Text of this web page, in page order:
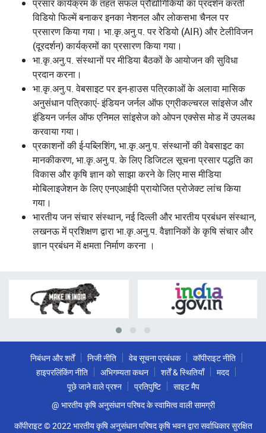
प्रसार कार्यक्रम के तहत सफल प्रौद्योगिकियों का प्रदर्शन करती
विडियो फिल्में बनाकर इनका नेशनल और लोकसभा चैनल पर
प्रसारण किया गया। भा.कृ.अनु.प. पर रेडियो (AIR) और टेलीविजन
(दूरदर्शन) कार्यक्रमों का प्रसारण किया गया।
भा.कृ.अनु.प. संस्थानों पर मीडिया बैठकों के आयोजन की सुविधा
प्रदान करना।
भा.कृ.अनु.प. वेबसाइट पर इन-हाउस पत्रिकाओं के अलावा मासिक
अनुसंधान पत्रिकाएं- इंडियन जर्नल ऑफ एग्रीकल्चरल सांइसेज और
इंडियन जर्नल ऑफ एनिमल सांइसेज को ओपन एक्सेस मोड में उपलब्ध
करवाया गया।
प्रकाशनों की ई-पब्लिशिंग, भा.कृ.अनु.प. संस्थानों की वेबसाइट का
मानकीकरण, भा.कृ.अनु.प. के लिए डिजिटल सूचना प्रसार पद्धति का
विकास और कृषि ज्ञान को साझा करने के लिए मास मीडिया
मोबिलाइजेशन के लिए एनएआईपी प्रायोजित प्रोजेक्ट लांच किया
गया।
भारतीय जन संचार संस्थान, नई दिल्ली और भारतीय प्रबंधन संस्थान,
लखनऊ में प्रशिक्षण द्वारा भा.कृ.अनु.प. वैज्ञानिकों के कृषि संचार और
ज्ञान प्रबंधन में क्षमता निर्माण करना ।
निबंधन और शर्तें निजी नीति वेब सूचना प्रबंधक
कॉपीराइट नीति
हाइपरलिंकिंग नीति
अभिगम्यता कथन शर्तें & स्थितियाँ
मदद
पूछे जाने वाले प्रश्न
प्रतिपुष्टि
साइट मैप
@ भारतीय कृषि अनुसंधान परिषद के स्वामित्व वाली सामग्री
कॉपीराइट © 2022 भारतीय कृषि अनुसंधान परिषद कृषि भवन द्वारा सर्वाधिकार सुरक्षित